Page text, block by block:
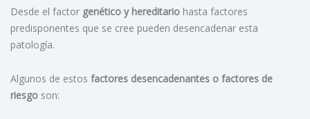
Desde el factor genético y hereditario hasta factores
predisponentes que se cree pueden desencadenar esta
patología.
Algunos de estos factores desencadenantes o factores de
riesgo son: